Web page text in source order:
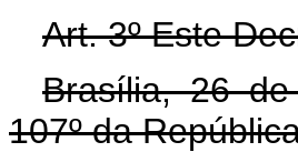
Art. 3º Este
Brasília, 26
107º da